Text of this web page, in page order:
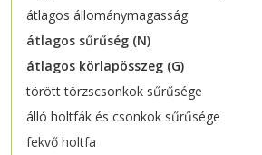
átlagos állománymagasság
átlagos sűrűség (N)
átlagos körlapösszeg (G)
törött törzscsonkok sűrűsége
álló holtfák és csonkok sűrűsége
fekvő holtfa